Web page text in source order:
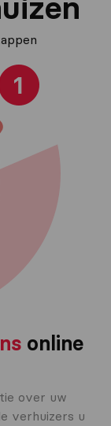
online
over uw
verhuizers u